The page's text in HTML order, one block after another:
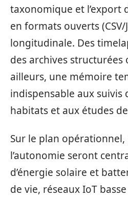
taxonomique et l’export
en formats ouverts (CSV/
longitudinale. Des
des archives
ailleurs, une mémoire
indispensable aux suivis
habitats et aux études
Sur le plan
l’autonomie seront
d’énergie solaire et
de vie, réseaux IoT